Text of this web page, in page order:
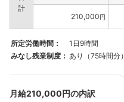
計
210,000円
所定労働時間：
1日9時間
みなし残業制度： あり（75時間分）
月給210,000円の内訳